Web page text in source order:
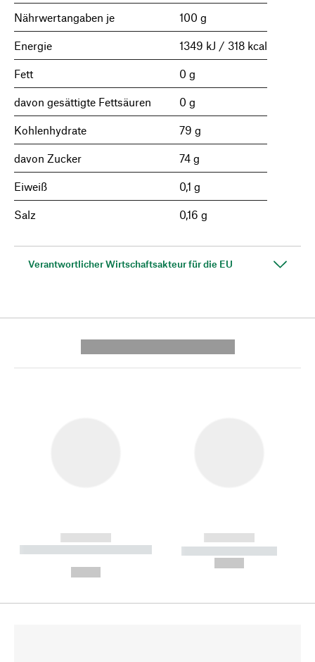
Nährwertangaben je 100 g
Energie 1349 kJ / 318 kcal
Fett 0 g
davon gesättigte Fettsäuren 0 g
Kohlenhydrate 79 g
davon Zucker 74 g
Eiweiß 0,1 g
Salz 0,16 g
Verantwortlicher Wirtschaftsakteur für die EU
------------
----------- ----------- --------
------------
----------- -----------